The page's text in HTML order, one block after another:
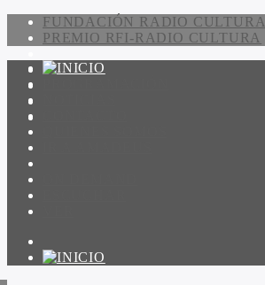
FUNDACIÓN RADIO CULTURA
PREMIO RFI-RADIO CULTURA